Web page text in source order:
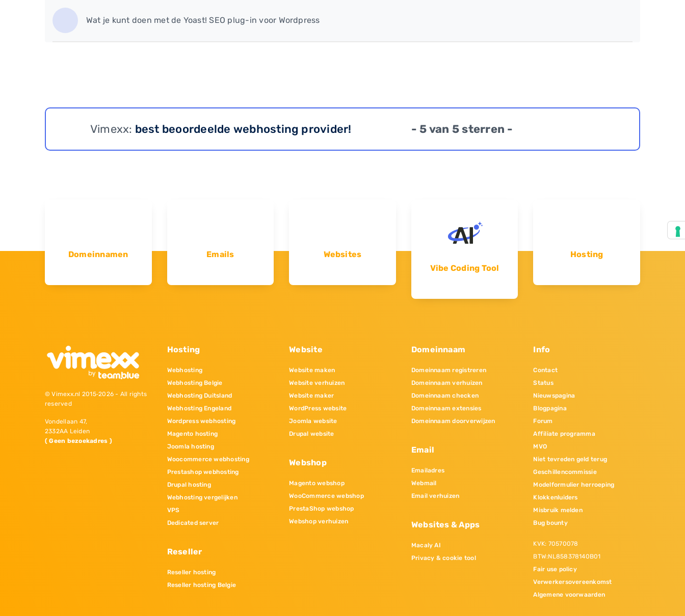
Wat je kunt doen met de Yoast! SEO plug-in voor Wordpress
Vimexx: best beoordeelde webhosting provider! - 5 van 5 sterren -
Domeinnamen Emails
Websites
Vibe Coding Tool
Hosting
© Vimexx.nl 2015‐2026 - All rights
reserved
Vondellaan 47,
2332AA Leiden
( Geen bezoekadres )
Hosting
Webhosting
Webhosting Belgie
Webhosting Duitsland
Webhosting Engeland
Wordpress webhosting
Magento hosting
Joomla hosting
Woocommerce webhosting
Prestashop webhosting
Drupal hosting
Webhosting vergelijken
VPS
Dedicated server
Reseller
Reseller hosting
Reseller hosting Belgie
Website
Website maken
Website verhuizen
Website maker
WordPress website
Joomla website
Drupal website
Webshop
Magento webshop
WooCommerce webshop
PrestaShop webshop
Webshop verhuizen
Domeinnaam
Domeinnaam registreren
Domeinnaam verhuizen
Domeinnaam checken
Domeinnaam extensies
Domeinnaam doorverwijzen
Email
Emailadres
Webmail
Email verhuizen
Websites & Apps
Macaly AI
Privacy & cookie tool
Info
Contact
Status
Nieuwspagina
Blogpagina
Forum
Affiliate programma
MVO
Niet tevreden geld terug
Geschillencommissie
Modelformulier herroeping
Klokkenluiders
Misbruik melden
Bug bounty
KVK: 70570078
BTW:NL858378140B01
Fair use policy
Verwerkersovereenkomst
Algemene voorwaarden